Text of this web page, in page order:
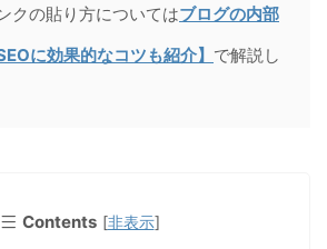
クの貼り方についてはブログの内部
に効果的なコツも紹介】 で解説し
Contents [非表示]